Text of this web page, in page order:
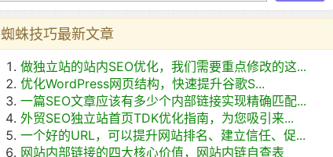
蜘蛛技巧最新文章
做独立站的站内SEO优化，我们需要重点修改的这...
优化WordPress网页结构，快速提升谷歌S...
一篇SEO文章应该有多少个内部链接实现精确匹配...
外贸SEO独立站首页TDK优化指南，为您吸引来...
一个好的URL，可以提升网站排名、建立信任、促...
网站内部链接的四大核心价值，网站内链自查表